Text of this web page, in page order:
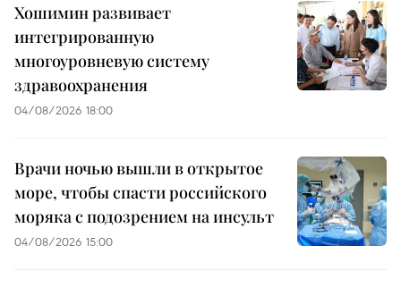
Хошимин развивает
интегрированную
многоуровневую систему
здравоохранения
04/08/2026 18:00
Врачи ночью вышли в открытое
море, чтобы спасти российского
моряка с подозрением на инсульт
04/08/2026 15:00